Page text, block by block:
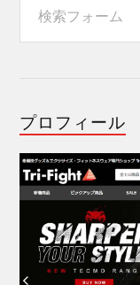
プロフィール